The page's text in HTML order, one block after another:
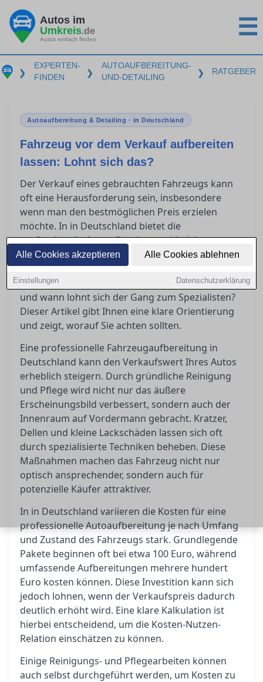
Alle Cookies akzeptieren Alle Cookies ablehnen
Einstellungen Datenschutzerklärung
Autos im
Umkreis.de
Autos einfach finden ☰
❯
EXPERTEN-
FINDEN
❯
AUTOAUFBEREITUNG-
UND-DETAILING
❯ RATGEBER
Autoaufbereitung & Detailing · in Deutschland
Fahrzeug vor dem Verkauf aufbereiten
lassen: Lohnt sich das?
Der Verkauf eines gebrauchten Fahrzeugs kann
oft eine Herausforderung sein, insbesondere
wenn man den bestmöglichen Preis erzielen
möchte. In in Deutschland bietet die
professionelleAutoaufbereitungzahlreiche
Vorteile, um den Wert des Fahrzeugs zu steigern.
Doch welche Maßnahmen sind wirklich
notwendig, welche Kosten kommen auf einen zu,
und wann lohnt sich der Gang zum Spezialisten?
Dieser Artikel gibt Ihnen eine klare Orientierung
und zeigt, worauf Sie achten sollten.
Eine professionelle Fahrzeugaufbereitung in
Deutschland kann den Verkaufswert Ihres Autos
erheblich steigern. Durch gründliche Reinigung
und Pflege wird nicht nur das äußere
Erscheinungsbild verbessert, sondern auch der
Innenraum auf Vordermann gebracht. Kratzer,
Dellen und kleine Lackschäden lassen sich oft
durch spezialisierte Techniken beheben. Diese
Maßnahmen machen das Fahrzeug nicht nur
optisch ansprechender, sondern auch für
potenzielle Käufer attraktiver.
In in Deutschland variieren die Kosten für eine
professionelle Autoaufbereitung je nach Umfang
und Zustand des Fahrzeugs stark. Grundlegende
Pakete beginnen oft bei etwa 100 Euro, während
umfassende Aufbereitungen mehrere hundert
Euro kosten können. Diese Investition kann sich
jedoch lohnen, wenn der Verkaufspreis dadurch
deutlich erhöht wird. Eine klare Kalkulation ist
hierbei entscheidend, um die Kosten-Nutzen-
Relation einschätzen zu können.
Einige Reinigungs- und Pflegearbeiten können
auch selbst durchgeführt werden, um Kosten zu